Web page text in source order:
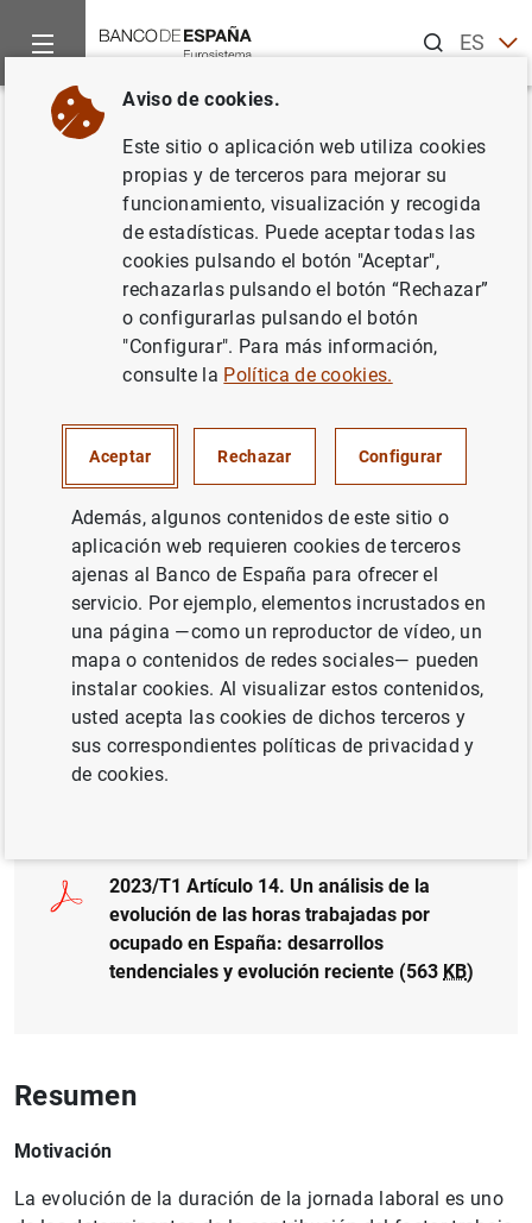
ESEN
Inicio Publicaciones
Volver
2023/T1 Artículo 14. Un análisis
de la evolución de las horas
trabajadas por ocupado en
España: desarrollos
tendenciales y evolución
reciente
Serie: Boletín Económico.
Autor: Pilar Cuadrado
2023/T1 Artículo 14. Un análisis de la
evolución de las horas trabajadas por
ocupado en España: desarrollos
tendenciales y evolución reciente (563 KB)
Resumen
Motivación
La evolución de la duración de la jornada laboral es uno
Aviso de cookies.
Este sitio o aplicación web utiliza cookies
propias y de terceros para mejorar su
funcionamiento, visualización y recogida
de estadísticas. Puede aceptar todas las
cookies pulsando el botón "Aceptar",
rechazarlas pulsando el botón “Rechazar”
o configurarlas pulsando el botón
"Configurar". Para más información,
consulte la Política de cookies.
Aceptar Rechazar Configurar
Además, algunos contenidos de este sitio o
aplicación web requieren cookies de terceros
ajenas al Banco de España para ofrecer el
servicio. Por ejemplo, elementos incrustados en
una página —como un reproductor de vídeo, un
mapa o contenidos de redes sociales— pueden
instalar cookies. Al visualizar estos contenidos,
usted acepta las cookies de dichos terceros y
sus correspondientes políticas de privacidad y
de cookies.